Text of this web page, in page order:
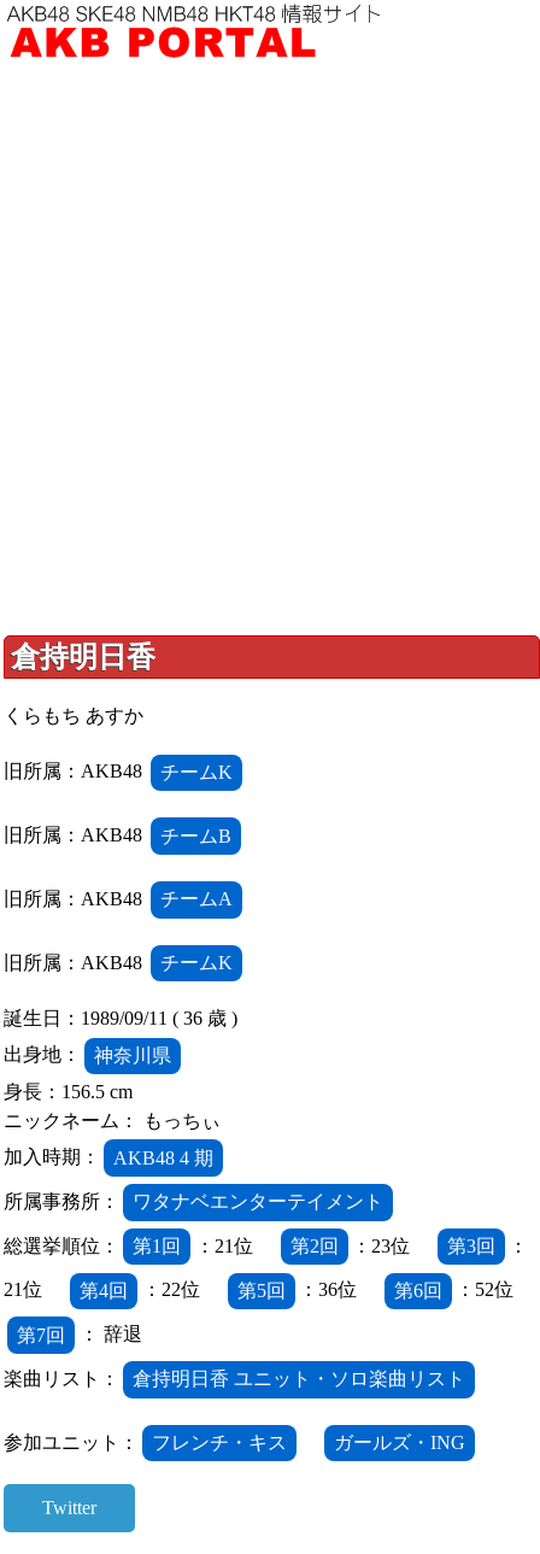
倉持明日香
くらもち あすか
旧所属：AKB48 チームK
旧所属：AKB48 チームB
旧所属：AKB48 チームA
旧所属：AKB48 チームK
誕生日：1989/09/11 ( 36 歳 )
出身地：
神奈川県
身長：156.5 cm
ニックネーム： もっちぃ
加入時期：
AKB48 4 期
所属事務所： ワタナベエンターテイメント
総選挙順位： 第1回 ：21位 第2回 ：23位 第3回 ：
21位 第4回 ：22位 第5回 ：36位 第6回 ：52位
第7回 ： 辞退
楽曲リスト： 倉持明日香 ユニット・ソロ楽曲リスト
参加ユニット： フレンチ・キス ガールズ・ING
Twitter